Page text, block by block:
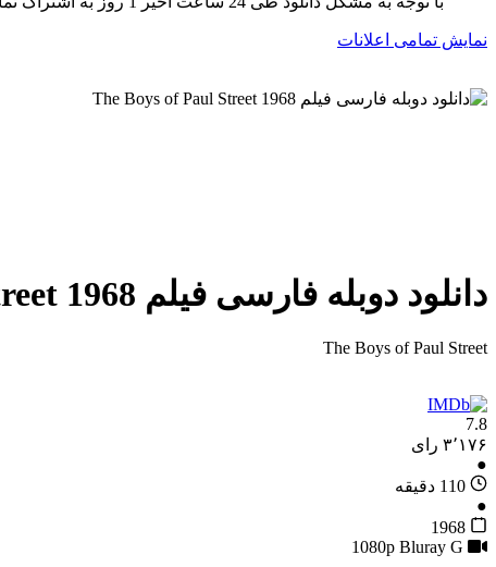
نمایش تمامی اعلانات
دانلود دوبله فارسی فیلم The Boys of Paul Street 1968
The Boys of Paul Street
7.8
۳٬۱۷۶ رای
●
110 دقیقه
●
1968
G